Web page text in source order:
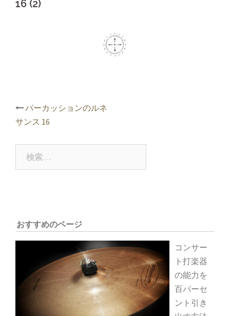
16 (2)
投
稿
ナ
シ
パーカッションのルネ
サンス 16
おすすめのページ
コンサー
ト打楽器
の能力を
百パーセ
ント引き